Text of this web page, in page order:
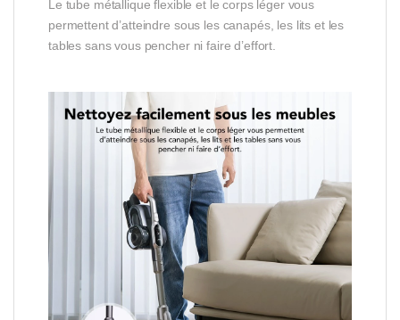
Le tube métallique flexible et le corps léger vous
permettent d’atteindre sous les canapés, les lits et les
tables sans vous pencher ni faire d’effort.